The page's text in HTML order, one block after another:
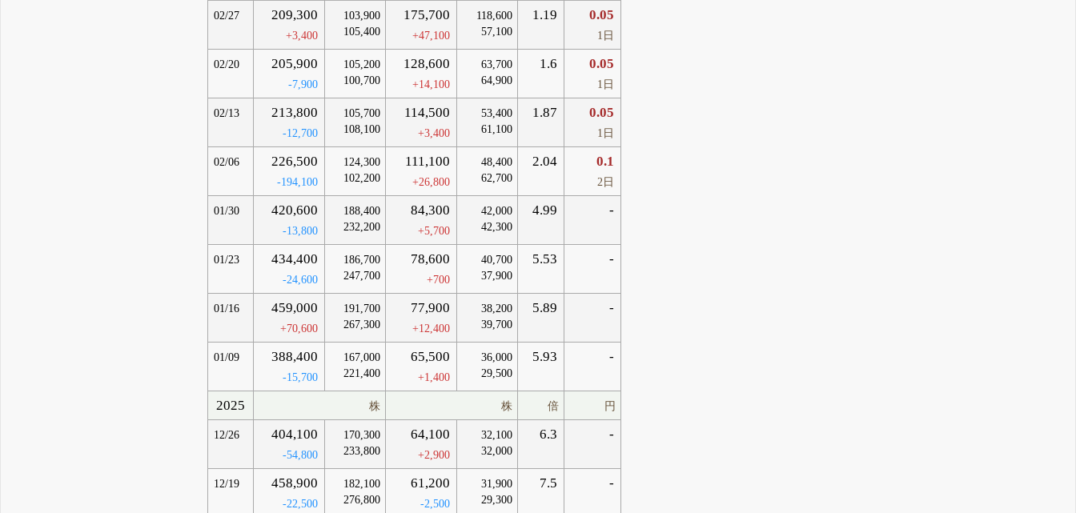
02/27 209,300
+3,400
103,900
105,400
175,700
+47,100
118,600
57,100
1.19 0.05
1日
02/20 205,900
-7,900
105,200
100,700
128,600
+14,100
63,700
64,900
1.6 0.05
1日
02/13 213,800
-12,700
105,700
108,100
114,500
+3,400
53,400
61,100
1.87 0.05
1日
02/06 226,500
-194,100
124,300
102,200
111,100
+26,800
48,400
62,700
2.04 0.1
2日
01/30 420,600
-13,800
188,400
232,200
84,300
+5,700
42,000
42,300
4.99 -
01/23 434,400
-24,600
186,700
247,700
78,600
+700
40,700
37,900
5.53 -
01/16 459,000
+70,600
191,700
267,300
77,900
+12,400
38,200
39,700
5.89 -
01/09 388,400
-15,700
167,000
221,400
65,500
+1,400
36,000
29,500
5.93 -
2025 株 株 倍 円
12/26 404,100
-54,800
170,300
233,800
64,100
+2,900
32,100
32,000
6.3 -
12/19 458,900
-22,500
182,100
276,800
61,200
-2,500
31,900
29,300
7.5 -